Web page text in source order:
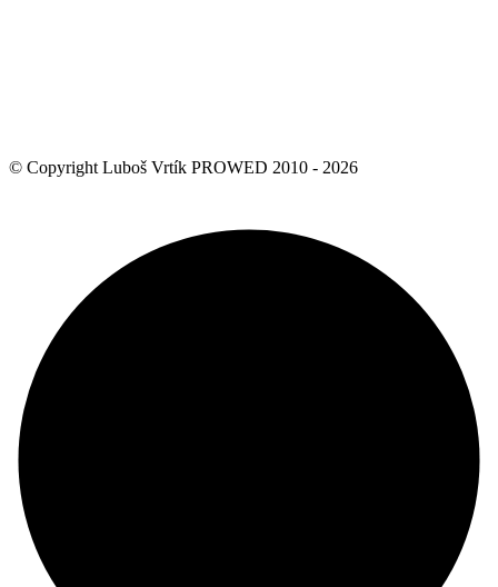
© Copyright Luboš Vrtík PROWED 2010 - 2026